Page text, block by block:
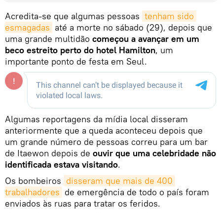
Acredita-se que algumas pessoas tenham sido
esmagadas até a morte no sábado (29), depois que
uma grande multidão começou a avançar em um
beco estreito perto do hotel Hamilton, um
importante ponto de festa em Seul.
Algumas reportagens da mídia local disseram
anteriormente que a queda aconteceu depois que
um grande número de pessoas correu para um bar
de Itaewon depois de ouvir que uma celebridade não
identificada estava visitando.
Os bombeiros disseram que mais de 400
trabalhadores de emergência de todo o país foram
enviados às ruas para tratar os feridos.